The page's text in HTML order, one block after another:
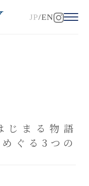
EN
JP
じまる物語
ぐる3つの